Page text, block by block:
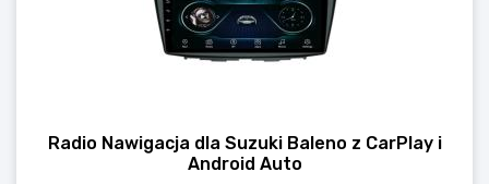
Radio Nawigacja dla Suzuki Baleno z CarPlay i
Android Auto